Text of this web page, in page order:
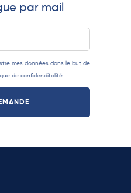
par mail
mes données dans le but de
de confidenditalité